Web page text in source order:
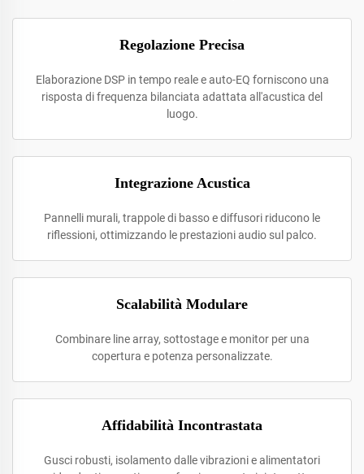
Regolazione Precisa
Elaborazione DSP in tempo reale e auto-EQ forniscono una
risposta di frequenza bilanciata adattata all'acustica del
luogo.
Integrazione Acustica
Pannelli murali, trappole di basso e diffusori riducono le
riflessioni, ottimizzando le prestazioni audio sul palco.
Scalabilità Modulare
Combinare line array, sottostage e monitor per una
copertura e potenza personalizzate.
Affidabilità Incontrastata
Gusci robusti, isolamento dalle vibrazioni e alimentatori